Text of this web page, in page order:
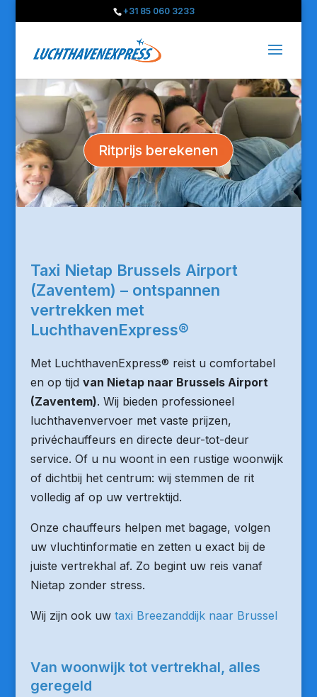
+31 85 060 3233
Ritprijs berekenen
Taxi Nietap Brussels Airport
(Zaventem) – ontspannen
vertrekken met
LuchthavenExpress®
Met LuchthavenExpress® reist u comfortabel
en op tijd van Nietap naar Brussels Airport
(Zaventem). Wij bieden professioneel
luchthavenvervoer met vaste prijzen,
privéchauffeurs en directe deur-tot-deur
service. Of u nu woont in een rustige woonwijk
of dichtbij het centrum: wij stemmen de rit
volledig af op uw vertrektijd.
Onze chauffeurs helpen met bagage, volgen
uw vluchtinformatie en zetten u exact bij de
juiste vertrekhal af. Zo begint uw reis vanaf
Nietap zonder stress.
Wij zijn ook uw taxi Breezanddijk naar Brussel
Van woonwijk tot vertrekhal, alles
geregeld